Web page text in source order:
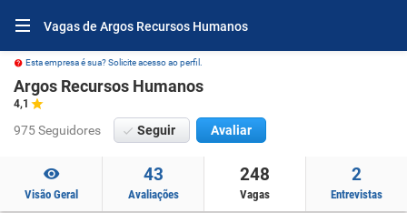
Vagas de Argos Recursos Humanos
Esta empresa é sua? Solicite acesso ao perfil.
Argos Recursos Humanos
4,1
975 Seguidores Seguir Avaliar
Visão Geral
43
Avaliações
248
Vagas
2
Entrevistas